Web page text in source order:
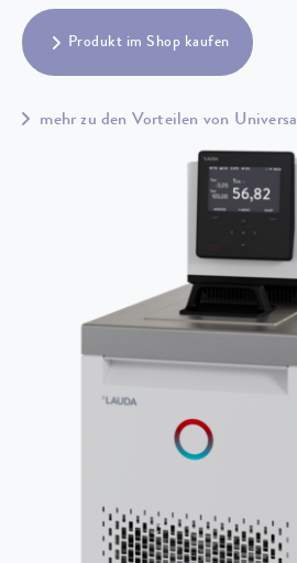
Produkt im Shop kaufen
mehr zu den Vorteilen von Universa